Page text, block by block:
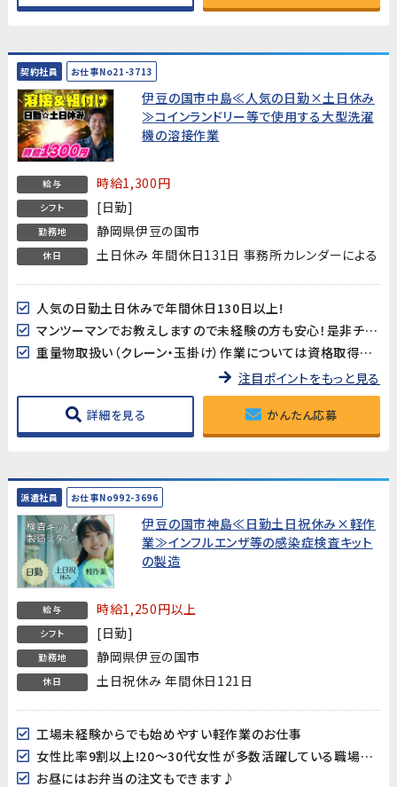
契約社員 お仕事No21-3713
伊豆の国市中島≪人気の日勤×土日休み
≫コインランドリー等で使用する大型洗濯
機の溶接作業
給与 時給1,300円
シフト [日勤]
勤務地 静岡県伊豆の国市
休日 土日休み 年間休日131日 事務所カレンダーによる
人気の日勤土日休みで年間休日130日以上!
マンツーマンでお教えしますので未経験の方も安心！是非チャレンジしてみてください！
重量物取扱い（クレーン・玉掛け）作業については資格取得支援が有ります！
注目ポイントをもっと見る
詳細を見る かんたん応募
派遣社員 お仕事No992-3696
伊豆の国市神島≪日勤土日祝休み×軽作
業≫インフルエンザ等の感染症検査キット
の製造
給与 時給1,250円以上
シフト [日勤]
勤務地 静岡県伊豆の国市
休日 土日祝休み 年間休日121日
工場未経験からでも始めやすい軽作業のお仕事
女性比率9割以上!20～30代女性が多数活躍している職場です♪
お昼にはお弁当の注文もできます♪